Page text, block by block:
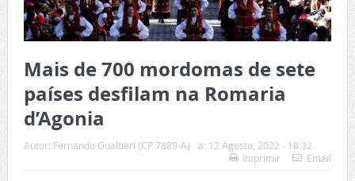
Mais de 700 mordomas de sete
países desfilam na Romaria
d’Agonia
Autor: Fernando Gualtieri (CP 7889-A) a: 12 Agosto, 2022 - 18:32
Imprimir
Email